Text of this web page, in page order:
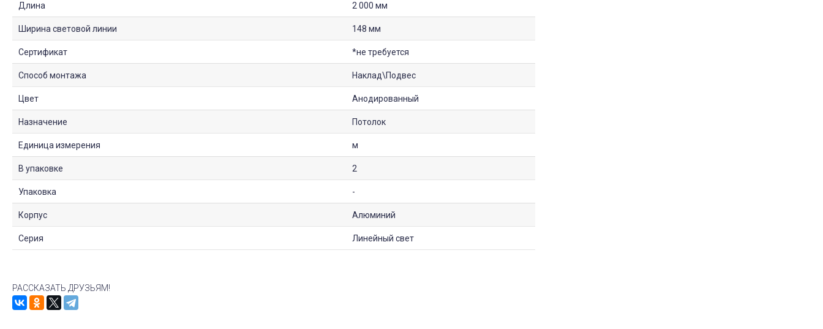
Длина 2 000 мм
Ширина световой линии 148 мм
Сертификат *не требуется
Способ монтажа Наклад\Подвес
Цвет Анодированный
Назначение Потолок
Единица измерения м
В упаковке 2
Упаковка -
Корпус Алюминий
Серия Линейный свет
РАССКАЗАТЬ ДРУЗЬЯМ!